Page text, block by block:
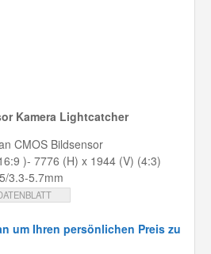
Kamera Lightcatcher
CMOS Bildsensor
)- 7776 (H) x 1944 (V) (4:3)
3.3-5.7mm
um Ihren persönlichen Preis zu